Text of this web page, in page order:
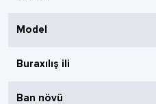
Model
Buraxılış ili
Ban növü